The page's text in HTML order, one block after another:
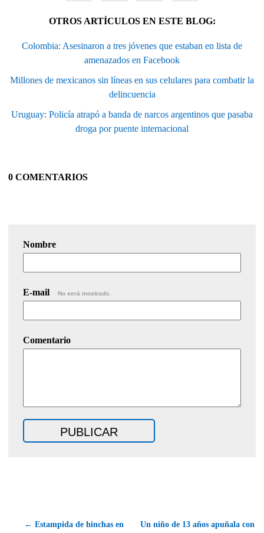
OTROS ARTÍCULOS EN ESTE BLOG:
Colombia: Asesinaron a tres jóvenes que estaban en lista de
amenazados en Facebook
Millones de mexicanos sin líneas en sus celulares para combatir la
delincuencia
Uruguay: Policía atrapó a banda de narcos argentinos que pasaba
droga por puente internacional
0 COMENTARIOS
Nombre
E-mail No será mostrado.
Comentario
← Estampida de hinchas en Un niño de 13 años apuñala con